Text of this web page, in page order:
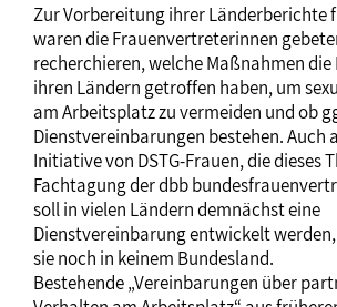
Zur Vorbereitung ihrer Länderberichte
waren die Frauenvertreterinnen
recherchieren, welche Maßnahmen die
ihren Ländern getroffen haben, um
am Arbeitsplatz zu vermeiden und ob
Dienstvereinbarungen bestehen. Auch
Initiative von DSTG-Frauen, die dieses
Fachtagung der dbb
soll in vielen Ländern demnächst eine
Dienstvereinbarung entwickelt
sie noch in keinem Bundesland.
Bestehende „Vereinbarungen über